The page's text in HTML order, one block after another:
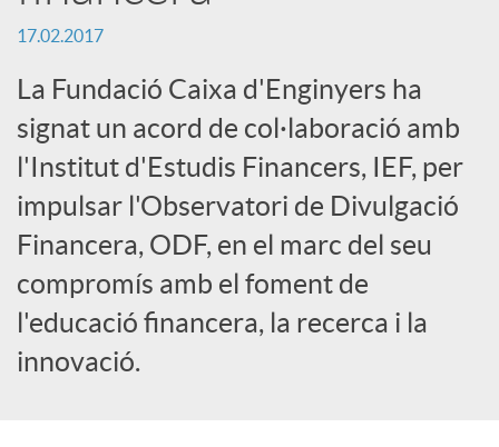
x
e
s
S
o
17.02.2017
La Fundació Caixa d'Enginyers ha
signat un acord de col·laboració amb
l'Institut d'Estudis Financers, IEF, per
impulsar l'Observatori de Divulgació
Financera, ODF, en el marc del seu
compromís amb el foment de
l'educació financera, la recerca i la
innovació.